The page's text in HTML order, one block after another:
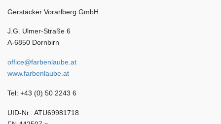
Gerstäcker Vorarlberg GmbH
J.G. Ulmer-Straße 6
A-6850 Dornbirn
office@farbenlaube.at
www.farbenlaube.at
Tel: +43 (0) 50 2243 6
UID-Nr.: ATU69981718